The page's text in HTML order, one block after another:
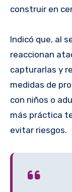
construir en
Indicó que, al
reaccionan
capturarlas y
medidas de
con niños o
más práctica
evitar riesgos.